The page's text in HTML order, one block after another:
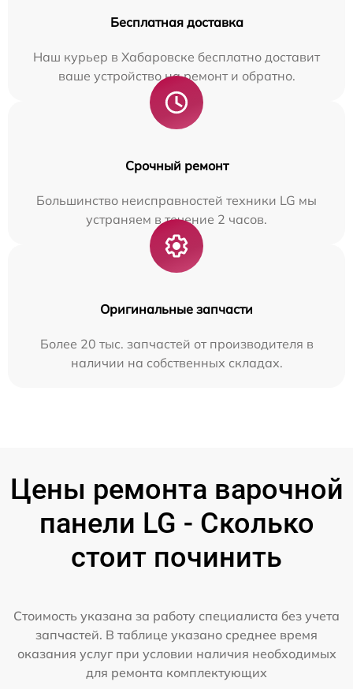
Бесплатная доставка
Наш курьер в Хабаровске бесплатно доставит
ваше устройство на ремонт и обратно.
Срочный ремонт
Большинство неисправностей техники LG мы
устраняем в течение 2 часов.
Оригинальные запчасти
Более 20 тыс. запчастей от производителя в
наличии на собственных складах.
Цены ремонта варочной
панели LG - Сколько
стоит починить
Стоимость указана за работу специалиста без учета
запчастей. В таблице указано среднее время
оказания услуг при условии наличия необходимых
для ремонта комплектующих